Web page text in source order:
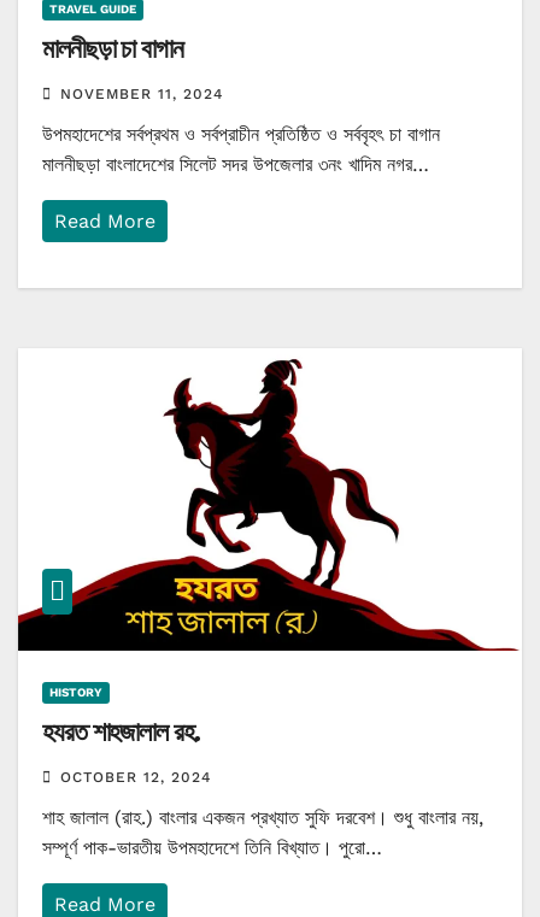
TRAVEL GUIDE
মালনীছড়া চা বাগান
NOVEMBER 11, 2024
উপমহাদেশের সর্বপ্রথম ও সর্বপ্রাচীন প্রতিষ্ঠিত ও সর্ববৃহৎ চা বাগান
মালনীছড়া বাংলাদেশের সিলেট সদর উপজেলার ৩নং খাদিম নগর…
Read More
HISTORY
হযরত শাহজালাল রহ.
OCTOBER 12, 2024
শাহ জালাল (রাহ.) বাংলার একজন প্রখ্যাত সুফি দরবেশ। শুধু বাংলার নয়,
সম্পূর্ণ পাক-ভারতীয় উপমহাদেশে তিনি বিখ্যাত। পুরো…
Read More